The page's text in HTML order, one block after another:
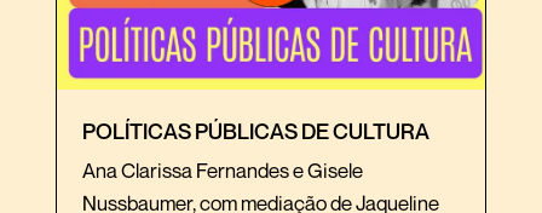
POLÍTICAS PÚBLICAS DE CULTURA
Ana Clarissa Fernandes e Gisele
Nussbaumer, com mediação de Jaqueline